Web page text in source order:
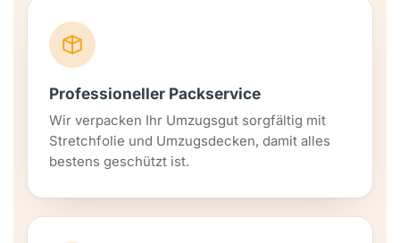
Professioneller Packservice
Wir verpacken Ihr Umzugsgut sorgfältig mit
Stretchfolie und Umzugsdecken, damit alles
bestens geschützt ist.